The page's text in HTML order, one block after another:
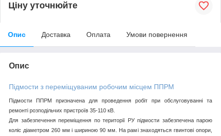
Ціну уточнюйте
Опис Доставка Оплата Умови повернення
Опис
Підмости з переміщуваним робочим місцем ППРМ
Підмости ППРМ призначена для проведення робіт при обслуговуванні та
ремонті розподільчих пристроїв 35-110 кВ.
Для забезпечення переміщення по території РУ підмости забезпечена парою
коліс діаметром 260 мм і шириною 90 мм. На рамі знаходяться гвинтові опори,